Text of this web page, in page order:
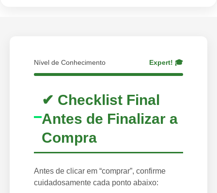
Nível de Conhecimento Expert! 🎓
✔ Checklist Final
Antes de Finalizar a
Compra
Antes de clicar em “comprar”, confirme
cuidadosamente cada ponto abaixo: